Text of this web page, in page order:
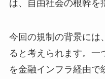
は、自由社会の根幹を
今回の規制の背景には
ると考えられます。一
を金融インフラ経由で